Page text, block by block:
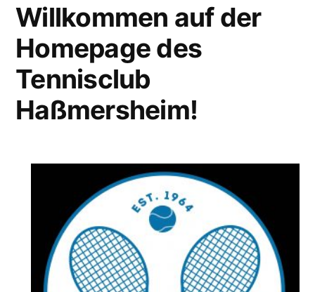
Willkommen auf der
Homepage des
Tennisclub
Haßmersheim!